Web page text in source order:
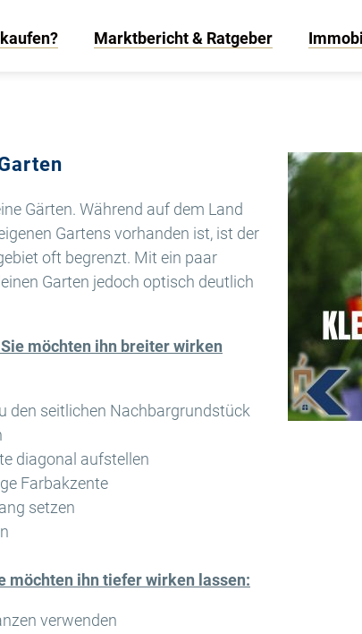
Marktbericht & Ratgeber
Gärten. Während auf dem Land
Gartens vorhanden ist, ist der
oft begrenzt. Mit ein paar
Garten jedoch optisch deutlich
möchten ihn breiter wirken
den seitlichen Nachbargrundstück
diagonal aufstellen
Farbakzente
setzen
möchten ihn tiefer wirken lassen:
verwenden